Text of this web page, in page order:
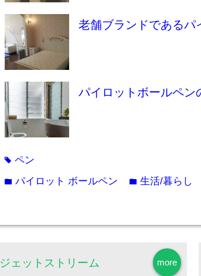
老舗ブランドであるパ
パイロットボールペン
tag ペン
folder パイロット ボールペン folder 生活/暮らし
more
ジェットストリーム